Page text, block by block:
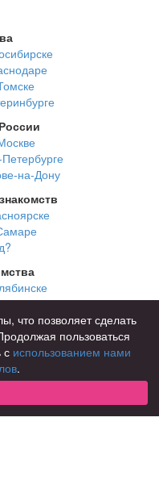
на-Дону
Новгороде
семьи
о
что позволяет сделать
пользоваться
с использованием нами
.